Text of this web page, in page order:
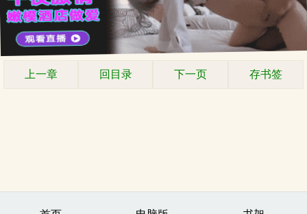
上一章 回目录 下一页 存书签